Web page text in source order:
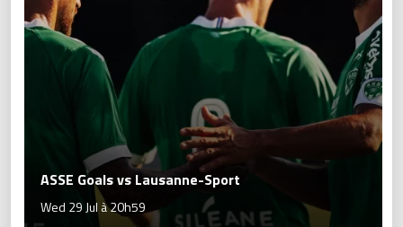
ASSE Goals vs Lausanne-Sport
Wed 29 Jul à 20h59